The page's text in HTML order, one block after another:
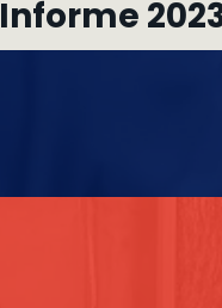
Informe